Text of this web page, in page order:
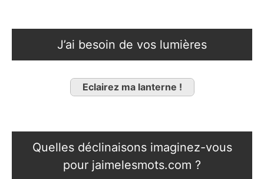
J’ai besoin de vos lumières
Eclairez ma lanterne !
Quelles déclinaisons imaginez-vous
pour jaimelesmots.com ?